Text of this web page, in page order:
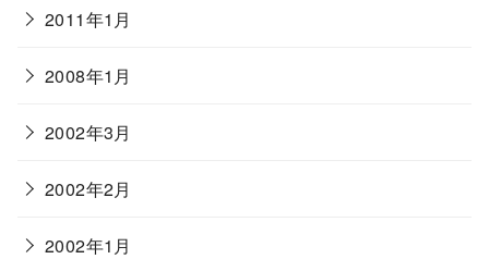
2011年1月
2008年1月
2002年3月
2002年2月
2002年1月